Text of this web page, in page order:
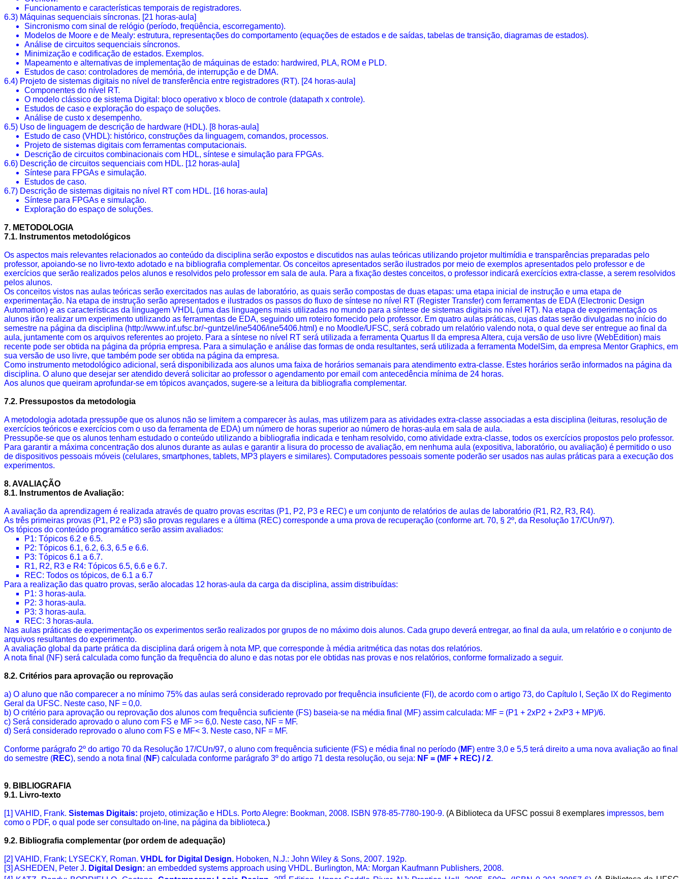
Funcionamento e características temporais de registradores.
6.3) Máquinas sequenciais síncronas. [21 horas-aula]
Sincronismo com sinal de relógio (período, freqüência, escorregamento).
Modelos de Moore e de Mealy: estrutura, representações do comportamento (equações de estados e de saídas, tabelas de transição, diagramas de estados).
Análise de circuitos sequenciais síncronos.
Minimização e codificação de estados. Exemplos.
Mapeamento e alternativas de implementação de máquinas de estado: hardwired, PLA, ROM e PLD.
Estudos de caso: controladores de memória, de interrupção e de DMA.
6.4) Projeto de sistemas digitais no nível de transferência entre registradores (RT). [24 horas-aula]
Componentes do nível RT.
O modelo clássico de sistema Digital: bloco operativo x bloco de controle (datapath x controle).
Estudos de caso e exploração do espaço de soluções.
Análise de custo x desempenho.
6.5) Uso de linguagem de descrição de hardware (HDL). [8 horas-aula]
Estudo de caso (VHDL): histórico, construções da linguagem, comandos, processos.
Projeto de sistemas digitais com ferramentas computacionais.
Descrição de circuitos combinacionais com HDL, síntese e simulação para FPGAs.
6.6) Descrição de circuitos sequenciais com HDL. [12 horas-aula]
Síntese para FPGAs e simulação.
Estudos de caso.
6.7) Descrição de sistemas digitais no nível RT com HDL. [16 horas-aula]
Síntese para FPGAs e simulação.
Exploração do espaço de soluções.
7. METODOLOGIA
7.1. Instrumentos metodológicos
Os aspectos mais relevantes relacionados ao conteúdo da disciplina serão expostos e discutidos nas aulas teóricas utilizando projetor multimídia e transparências preparadas pelo
professor, apoiando-se no livro-texto adotado e na bibliografia complementar. Os conceitos apresentados serão ilustrados por meio de exemplos apresentados pelo professor e de
exercícios que serão realizados pelos alunos e resolvidos pelo professor em sala de aula. Para a fixação destes conceitos, o professor indicará exercícios extra-classe, a serem resolvidos
pelos alunos.
Os conceitos vistos nas aulas teóricas serão exercitados nas aulas de laboratório, as quais serão compostas de duas etapas: uma etapa inicial de instrução e uma etapa de
experimentação. Na etapa de instrução serão apresentados e ilustrados os passos do fluxo de síntese no nível RT (Register Transfer) com ferramentas de EDA (Electronic Design
Automation) e as características da linguagem VHDL (uma das linguagens mais utilizadas no mundo para a síntese de sistemas digitais no nível RT). Na etapa de experimentação os
alunos irão realizar um experimento utilizando as ferramentas de EDA, seguindo um roteiro fornecido pelo professor. Em quatro aulas práticas, cujas datas serão divulgadas no início do
semestre na página da disciplina (http://www.inf.ufsc.br/~guntzel/ine5406/ine5406.html) e no Moodle/UFSC, será cobrado um relatório valendo nota, o qual deve ser entregue ao final da
aula, juntamente com os arquivos referentes ao projeto. Para a síntese no nível RT será utilizada a ferramenta Quartus II da empresa Altera, cuja versão de uso livre (WebEdition) mais
recente pode ser obtida na página da própria empresa. Para a simulação e análise das formas de onda resultantes, será utilizada a ferramenta ModelSim, da empresa Mentor Graphics, em
sua versão de uso livre, que também pode ser obtida na página da empresa.
Como instrumento metodológico adicional, será disponibilizada aos alunos uma faixa de horários semanais para atendimento extra-classe. Estes horários serão informados na página da
disciplina. O aluno que desejar ser atendido deverá solicitar ao professor o agendamento por email com antecedência mínima de 24 horas.
Aos alunos que queiram aprofundar-se em tópicos avançados, sugere-se a leitura da bibliografia complementar.
7.2. Pressupostos da metodologia
A metodologia adotada pressupõe que os alunos não se limitem a comparecer às aulas, mas utilizem para as atividades extra-classe associadas a esta disciplina (leituras, resolução de
exercícios teóricos e exercícios com o uso da ferramenta de EDA) um número de horas superior ao número de horas-aula em sala de aula.
Pressupõe-se que os alunos tenham estudado o conteúdo utilizando a bibliografia indicada e tenham resolvido, como atividade extra-classe, todos os exercícios propostos pelo professor.
Para garantir a máxima concentração dos alunos durante as aulas e garantir a lisura do processo de avaliação, em nenhuma aula (expositiva, laboratório, ou avaliação) é permitido o uso
de dispositivos pessoais móveis (celulares, smartphones, tablets, MP3 players e similares). Computadores pessoais somente poderão ser usados nas aulas práticas para a execução dos
experimentos.
8. AVALIAÇÃO
8.1. Instrumentos de Avaliação:
A avaliação da aprendizagem é realizada através de quatro provas escritas (P1, P2, P3 e REC) e um conjunto de relatórios de aulas de laboratório (R1, R2, R3, R4).
As três primeiras provas (P1, P2 e P3) são provas regulares e a última (REC) corresponde a uma prova de recuperação (conforme art. 70, § 2º, da Resolução 17/CUn/97).
Os tópicos do conteúdo programático serão assim avaliados:
P1: Tópicos 6.2 e 6.5.
P2: Tópicos 6.1, 6.2, 6.3, 6.5 e 6.6.
P3: Tópicos 6.1 a 6.7.
R1, R2, R3 e R4: Tópicos 6.5, 6.6 e 6.7.
REC: Todos os tópicos, de 6.1 a 6.7
Para a realização das quatro provas, serão alocadas 12 horas-aula da carga da disciplina, assim distribuídas:
P1: 3 horas-aula.
P2: 3 horas-aula.
P3: 3 horas-aula.
REC: 3 horas-aula.
Nas aulas práticas de experimentação os experimentos serão realizados por grupos de no máximo dois alunos. Cada grupo deverá entregar, ao final da aula, um relatório e o conjunto de
arquivos resultantes do experimento.
A avaliação global da parte prática da disciplina dará origem à nota MP, que corresponde à média aritmética das notas dos relatórios.
A nota final (NF) será calculada como função da frequência do aluno e das notas por ele obtidas nas provas e nos relatórios, conforme formalizado a seguir.
8.2. Critérios para aprovação ou reprovação
a) O aluno que não comparecer a no mínimo 75% das aulas será considerado reprovado por frequência insuficiente (FI), de acordo com o artigo 73, do Capítulo I, Seção IX do Regimento
Geral da UFSC. Neste caso, NF = 0,0.
b) O critério para aprovação ou reprovação dos alunos com frequência suficiente (FS) baseia-se na média final (MF) assim calculada: MF = (P1 + 2xP2 + 2xP3 + MP)/6.
c) Será considerado aprovado o aluno com FS e MF >= 6,0. Neste caso, NF = MF.
d) Será considerado reprovado o aluno com FS e MF< 3. Neste caso, NF = MF.
Conforme parágrafo 2º do artigo 70 da Resolução 17/CUn/97, o aluno com frequência suficiente (FS) e média final no período (MF) entre 3,0 e 5,5 terá direito a uma nova avaliação ao final
do semestre (REC), sendo a nota final (NF) calculada conforme parágrafo 3º do artigo 71 desta resolução, ou seja: NF = (MF + REC) / 2.
9. BIBLIOGRAFIA
9.1. Livro-texto
[1] VAHID, Frank. Sistemas Digitais: projeto, otimização e HDLs. Porto Alegre: Bookman, 2008. ISBN 978-85-7780-190-9. (A Biblioteca da UFSC possui 8 exemplares impressos, bem
como o PDF, o qual pode ser consultado on-line, na página da biblioteca.)
9.2. Bibliografia complementar (por ordem de adequação)
[2] VAHID, Frank; LYSECKY, Roman. VHDL for Digital Design. Hoboken, N.J.: John Wiley & Sons, 2007. 192p.
[3] ASHEDEN, Peter J. Digital Design: an embedded systems approach using VHDL. Burlington, MA: Morgan Kaufmann Publishers, 2008.
nd